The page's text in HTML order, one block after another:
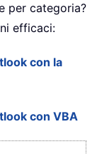
per categoria?
efficaci:
con la
con VBA